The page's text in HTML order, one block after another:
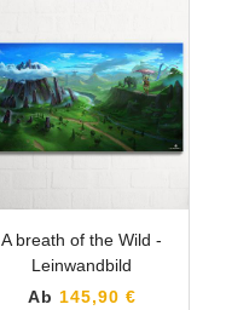
A breath of the Wild -
Leinwandbild
Ab 145,90 €